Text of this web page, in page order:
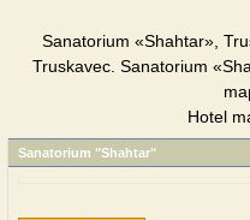
Sanatorium «Shahtar»,
Truskavec. Sanatorium
Hotel
Sanatorium "Shahtar"